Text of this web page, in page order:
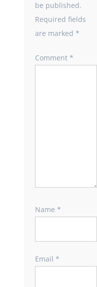
be published.
Required fields
are marked *
Comment *
Name *
Email *